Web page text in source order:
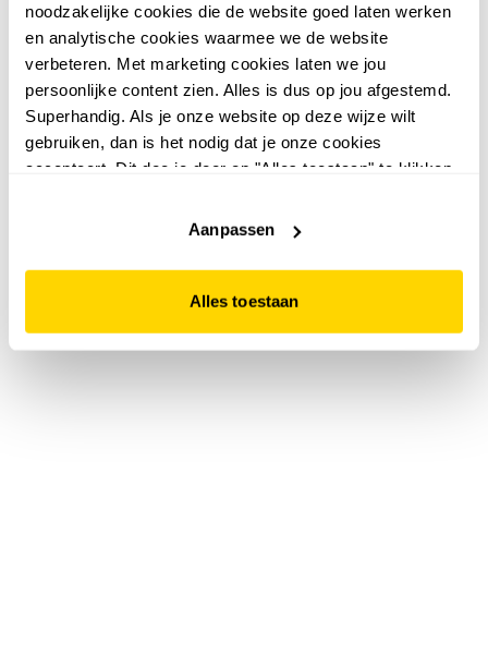
noodzakelijke cookies die de website goed laten werken
en analytische cookies waarmee we de website
verbeteren. Met marketing cookies laten we jou
persoonlijke content zien. Alles is dus op jou afgestemd.
Superhandig. Als je onze website op deze wijze wilt
gebruiken, dan is het nodig dat je onze cookies
accepteert. Dit doe je door op "Alles toestaan" te klikken.
website niet optimaal functioneert.
Aanpassen
Alles toestaan